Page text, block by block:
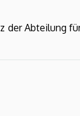
der Abteilung